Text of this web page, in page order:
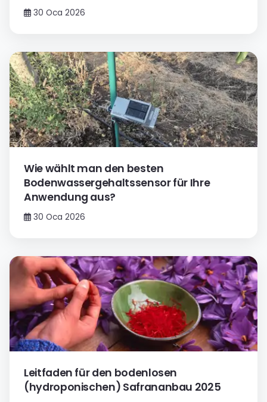
30 Oca 2026
Wie wählt man den besten
Bodenwassergehaltssensor für Ihre
Anwendung aus?
30 Oca 2026
Leitfaden für den bodenlosen
(hydroponischen) Safrananbau 2025